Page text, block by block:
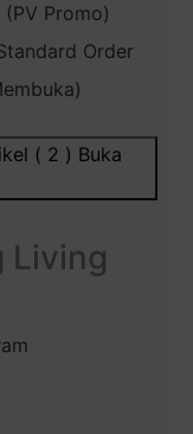
(PV Promo)
Order
( 2 ) Buka
Living